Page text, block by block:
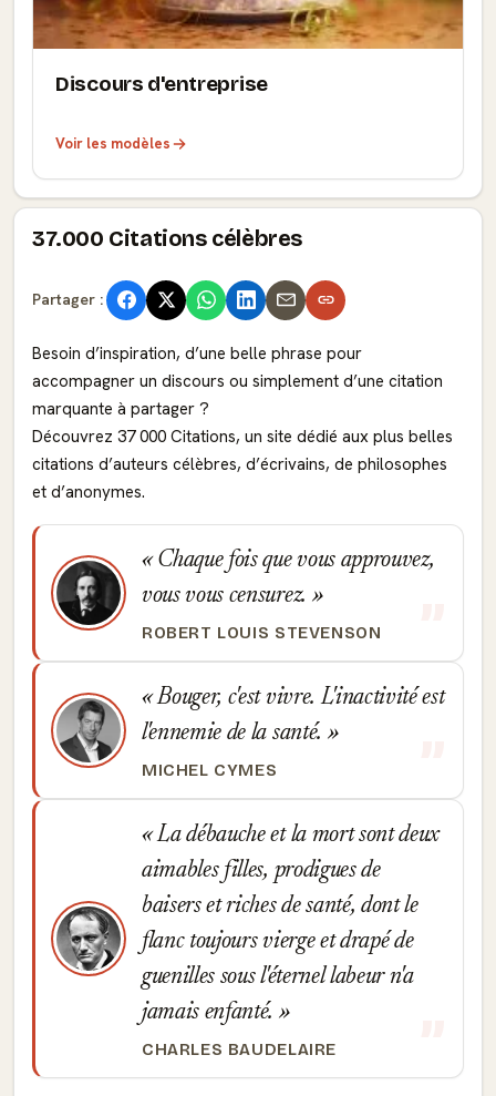
Discours d'entreprise
Voir les modèles
37.000 Citations célèbres
Partager :
Besoin d’inspiration, d’une belle phrase pour
accompagner un discours ou simplement d’une citation
marquante à partager ?
Découvrez 37 000 Citations, un site dédié aux plus belles
citations d’auteurs célèbres, d’écrivains, de philosophes
et d’anonymes.
Chaque fois que vous approuvez,
vous vous censurez.
ROBERT LOUIS STEVENSON
Bouger, c'est vivre. L'inactivité est
l'ennemie de la santé.
MICHEL CYMES
La débauche et la mort sont deux
aimables filles, prodigues de
baisers et riches de santé, dont le
flanc toujours vierge et drapé de
guenilles sous l'éternel labeur n'a
jamais enfanté.
CHARLES BAUDELAIRE